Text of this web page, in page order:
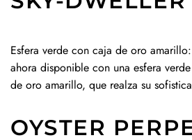
Esfera verde con caja de oro
ahora disponible con una esfera
de oro amarillo, que realza su
OYSTER